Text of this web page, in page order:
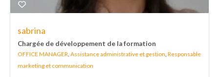
sabrina
Chargée de développement de la formation
OFFICE MANAGER Assistance administrative et gestion Responsable
marketing et communication